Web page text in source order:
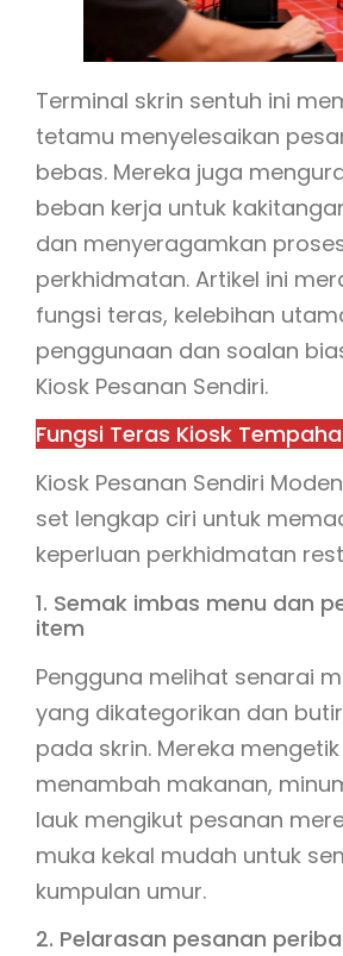
Terminal skrin sentuh ini
tetamu menyelesaikan
bebas. Mereka juga
beban kerja untuk
dan menyeragamkan
perkhidmatan. Artikel ini
fungsi teras, kelebihan
penggunaan dan soalan
Kiosk Pesanan Sendiri.
Fungsi Teras Kiosk
Kiosk Pesanan Sendiri
set lengkap ciri untuk
keperluan perkhidmatan
1. Semak imbas menu dan
item
Pengguna melihat senarai
yang dikategorikan dan
pada skrin. Mereka
menambah makanan,
lauk mengikut pesanan
muka kekal mudah untuk
kumpulan umur.
2. Pelarasan pesanan